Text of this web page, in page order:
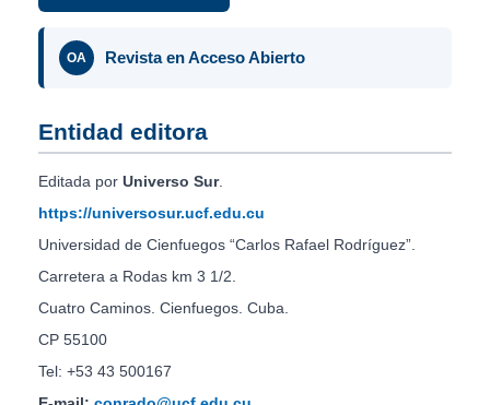
OA Revista en Acceso Abierto
Entidad editora
Editada por Universo Sur.
https://universosur.ucf.edu.cu
Universidad de Cienfuegos “Carlos Rafael Rodríguez”.
Carretera a Rodas km 3 1/2.
Cuatro Caminos. Cienfuegos. Cuba.
CP 55100
Tel: +53 43 500167